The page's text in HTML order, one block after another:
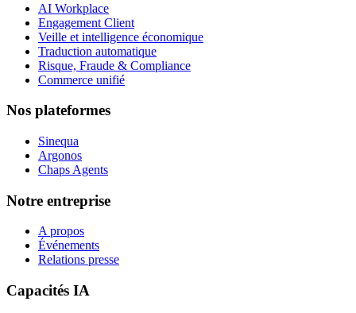
AI Workplace
Engagement Client
Veille et intelligence économique
Traduction automatique
Risque, Fraude & Compliance
Commerce unifié
Nos plateformes
Sinequa
Argonos
Chaps Agents
Notre entreprise
A propos
Événements
Relations presse
Capacités IA